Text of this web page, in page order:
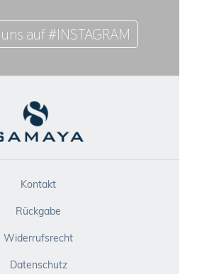
auf #INSTAGRAM
Kontakt
Rückgabe
Widerrufsrecht
Datenschutz